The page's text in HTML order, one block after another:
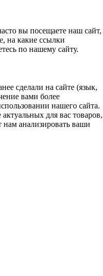
вы посещаете наш сайт,
на какие ссылки
по нашему сайту.
сделали на сайте (язык,
вами более
нашего сайта.
для вас товаров,
анализировать ваши